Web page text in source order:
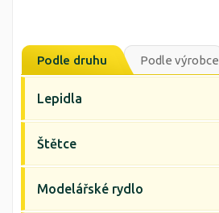
Podle druhu Podle výrobce
Lepidla
Štětce
Modelářské rydlo